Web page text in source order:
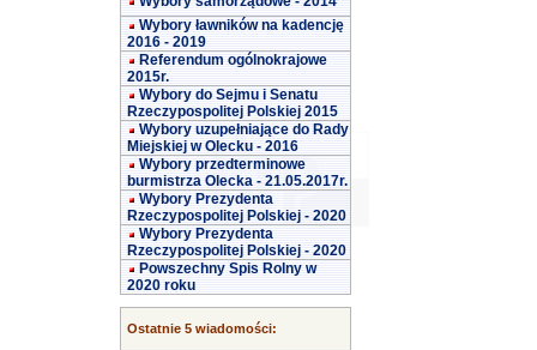
Wybory ławników na kadencję
2016 - 2019
Referendum ogólnokrajowe
2015r.
Wybory do Sejmu i Senatu
Rzeczypospolitej Polskiej 2015
Wybory uzupełniające do Rady
Miejskiej w Olecku - 2016
Wybory przedterminowe
burmistrza Olecka - 21.05.2017r.
Wybory Prezydenta
Rzeczypospolitej Polskiej - 2020
Wybory Prezydenta
Rzeczypospolitej Polskiej - 2020
Powszechny Spis Rolny w
2020 roku
Ostatnie 5 wiadomości: